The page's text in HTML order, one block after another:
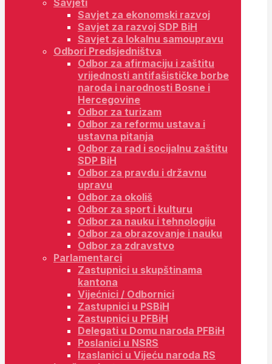
Savjeti
Savjet za ekonomski razvoj
Savjet za razvoj SDP BiH
Savjet za lokalnu samoupravu
Odbori Predsjedništva
Odbor za afirmaciju i zaštitu
vrijednosti antifašističke borbe
naroda i narodnosti Bosne i
Hercegovine
Odbor za turizam
Odbor za reformu ustava i
ustavna pitanja
Odbor za rad i socijalnu zaštitu
SDP BiH
Odbor za pravdu i državnu
upravu
Odbor za okoliš
Odbor za sport i kulturu
Odbor za nauku i tehnologiju
Odbor za obrazovanje i nauku
Odbor za zdravstvo
Parlamentarci
Zastupnici u skupštinama
kantona
Vijećnici / Odbornici
Zastupnici u PSBiH
Zastupnici u PFBiH
Delegati u Domu naroda PFBiH
Poslanici u NSRS
Izaslanici u Vijeću naroda RS